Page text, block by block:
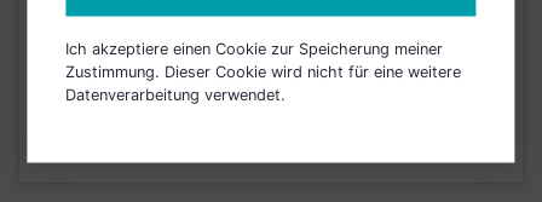
Risikoeinstufung laut Anbieter (KID)
1 2 3 4
Ich akzeptiere einen Cookie zur Speicherung meiner
Zustimmung. Dieser Cookie wird nicht für eine weitere
Datenverarbeitung verwendet.